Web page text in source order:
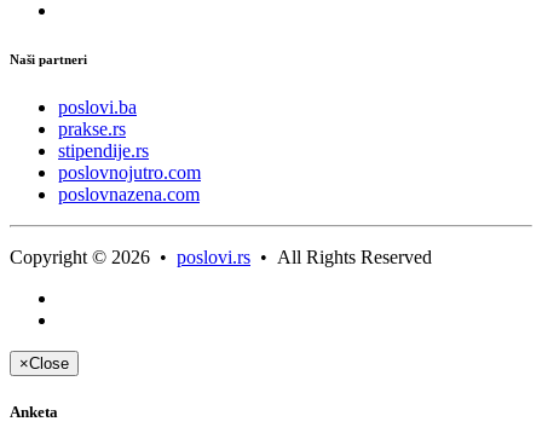
Naši partneri
poslovi.ba
prakse.rs
stipendije.rs
poslovnojutro.com
poslovnazena.com
Copyright © 2026 • poslovi.rs • All Rights Reserved
×Close
Anketa